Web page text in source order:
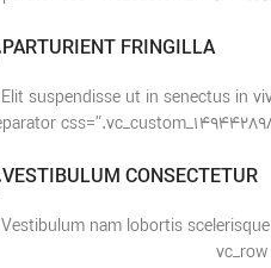
PARTURIENT FRINGILLA.
Elit suspendisse ut in senectus in
bottom: 30px !important;}”][/vc_column][vc_column
VESTIBULUM CONSECTETUR.
Vestibulum nam lobortis
[vc_separator